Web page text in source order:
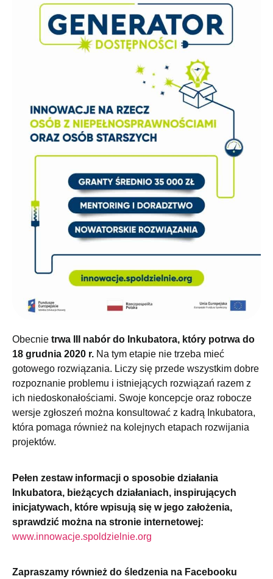
Obecnie trwa III nabór do Inkubatora, który potrwa do
18 grudnia 2020 r. Na tym etapie nie trzeba mieć
gotowego rozwiązania. Liczy się przede wszystkim dobre
rozpoznanie problemu i istniejących rozwiązań razem z
ich niedoskonałościami. Swoje koncepcje oraz robocze
wersje zgłoszeń można konsultować z kadrą Inkubatora,
która pomaga również na kolejnych etapach rozwijania
projektów.
Pełen zestaw informacji o sposobie działania
Inkubatora, bieżących działaniach, inspirujących
inicjatywach, które wpisują się w jego założenia,
sprawdzić można na stronie internetowej:
www.innowacje.spoldzielnie.org
Zapraszamy również do śledzenia na Facebooku